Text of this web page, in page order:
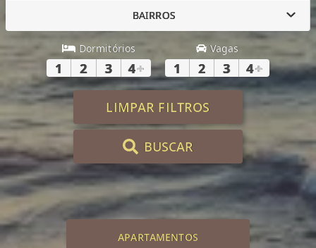
BAIRROS
Dormitórios
1 2 3 4+
Vagas
1 2 3 4+
LIMPAR FILTROS
BUSCAR
APARTAMENTOS